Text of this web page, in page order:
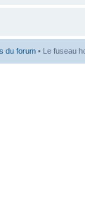
du forum • Le fuseau